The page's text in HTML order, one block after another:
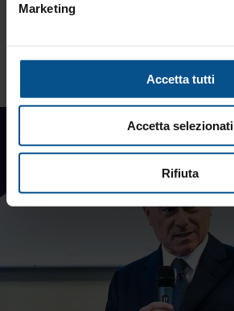
Marketing
Accetta tutti
Accetta selezionati
Rifiuta
Il talento silenzioso
concentrazione.